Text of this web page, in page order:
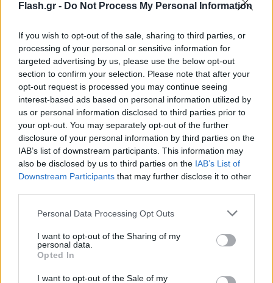
Flash.gr - Do Not Process My Personal Information
If you wish to opt-out of the sale, sharing to third parties, or
processing of your personal or sensitive information for
targeted advertising by us, please use the below opt-out
section to confirm your selection. Please note that after your
opt-out request is processed you may continue seeing
interest-based ads based on personal information utilized by
us or personal information disclosed to third parties prior to
your opt-out. You may separately opt-out of the further
disclosure of your personal information by third parties on the
IAB’s list of downstream participants. This information may
also be disclosed by us to third parties on the IAB’s List of
Downstream Participants that may further disclose it to other
Please note that this website/app uses one or more Google
not limited to your visit or usage behaviour. You may click to
grant or deny consent to Google and its third-party tags to
use your data for below specified purposes in below Google
consent section.
Personal Data Processing Opt Outs
I want to opt-out of the Sharing of my
personal data.
Opted In
I want to opt-out of the Sale of my